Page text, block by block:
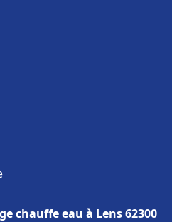
chauffe eau à Lens 62300